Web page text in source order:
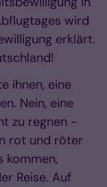
wird
erklärt.
ihnen, eine
Nein, eine
zu regnen -
rot und röter
kommen,
Reise. Auf